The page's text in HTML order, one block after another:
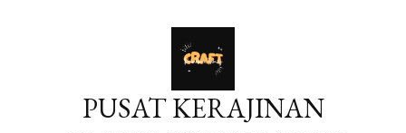
PUSAT KERAJINAN